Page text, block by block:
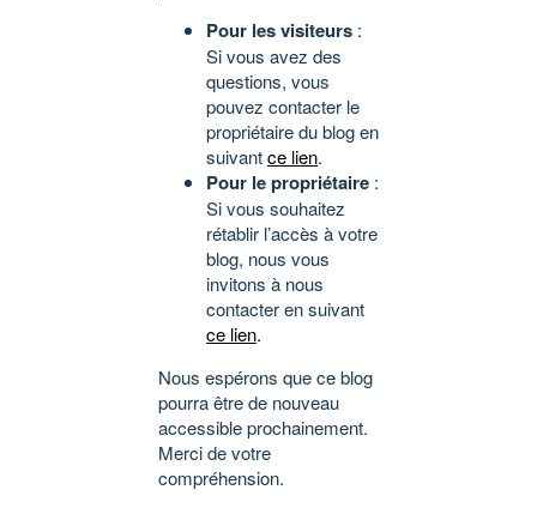
Pour les visiteurs :
Si vous avez des
questions, vous
pouvez contacter le
propriétaire du blog en
suivantce lien.
Pour le propriétaire :
Si vous souhaitez
rétablir l’accès à votre
blog, nous vous
invitons à nous
contacter en suivant
ce lien.
Nous espérons que ce blog
pourra être de nouveau
accessible prochainement.
Merci de votre
compréhension.